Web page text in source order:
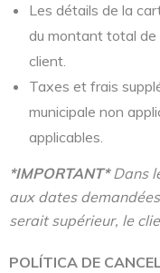
Les détails de la
du montant total de
client.
Taxes et frais
municipale non
applicables.
*IMPORTANT*Dans
aux dates
serait supérieur, le
POLÍTICA DE